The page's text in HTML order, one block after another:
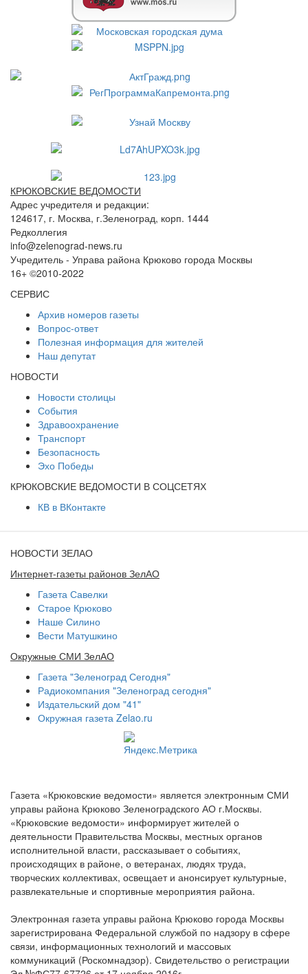
КРЮКОВСКИЕ ВЕДОМОСТИ
Адрес учредителя и редакции:
124617, г. Москва, г.Зеленоград, корп. 1444
Редколлегия
info@zelenograd-news.ru
Учредитель - Управа района Крюково города Москвы
16+ ©2010-2022
СЕРВИС
Архив номеров газеты
Вопрос-ответ
Полезная информация для жителей
Наш депутат
НОВОСТИ
Новости столицы
События
Здравоохранение
Транспорт
Безопасность
Эхо Победы
КРЮКОВСКИЕ ВЕДОМОСТИ В СОЦСЕТЯХ
КВ в ВКонтакте
НОВОСТИ ЗЕЛАО
Интернет-газеты районов ЗелАО
Газета Савелки
Старое Крюково
Наше Силино
Вести Матушкино
Окружные СМИ ЗелАО
Газета "Зеленоград Сегодня"
Радиокомпания "Зеленоград сегодня"
Издательский дом "41"
Окружная газета Zelao.ru
Газета «Крюковские ведомости» является электронным СМИ
управы района Крюково Зеленоградского АО г.Москвы.
«Крюковские ведомости» информирует жителей о
деятельности Правительства Москвы, местных органов
исполнительной власти, рассказывает о событиях,
происходящих в районе, о ветеранах, людях труда,
творческих коллективах, освещает и анонсирует культурные,
развлекательные и спортивные мероприятия района.
Электронная газета управы района Крюково города Москвы
зарегистрирована Федеральной службой по надзору в сфере
связи, информационных технологий и массовых
коммуникаций (Роскомнадзор). Свидетельство о регистрации